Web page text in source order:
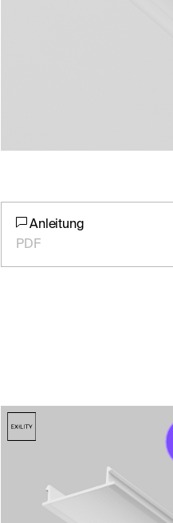
Anleitung
PDF